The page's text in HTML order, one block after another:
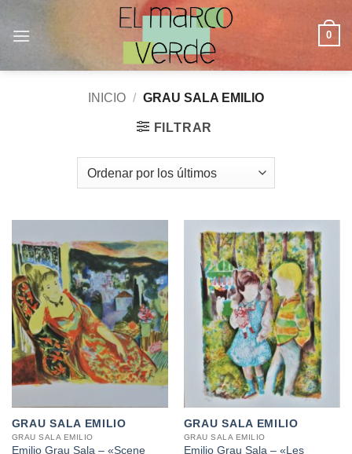
0
INICIO / GRAU SALA EMILIO
FILTRAR
GRAU SALA EMILIO
GRAU SALA EMILIO
Emilio Grau Sala – «Scene
GRAU SALA EMILIO
GRAU SALA EMILIO
Emilio Grau Sala – «Les